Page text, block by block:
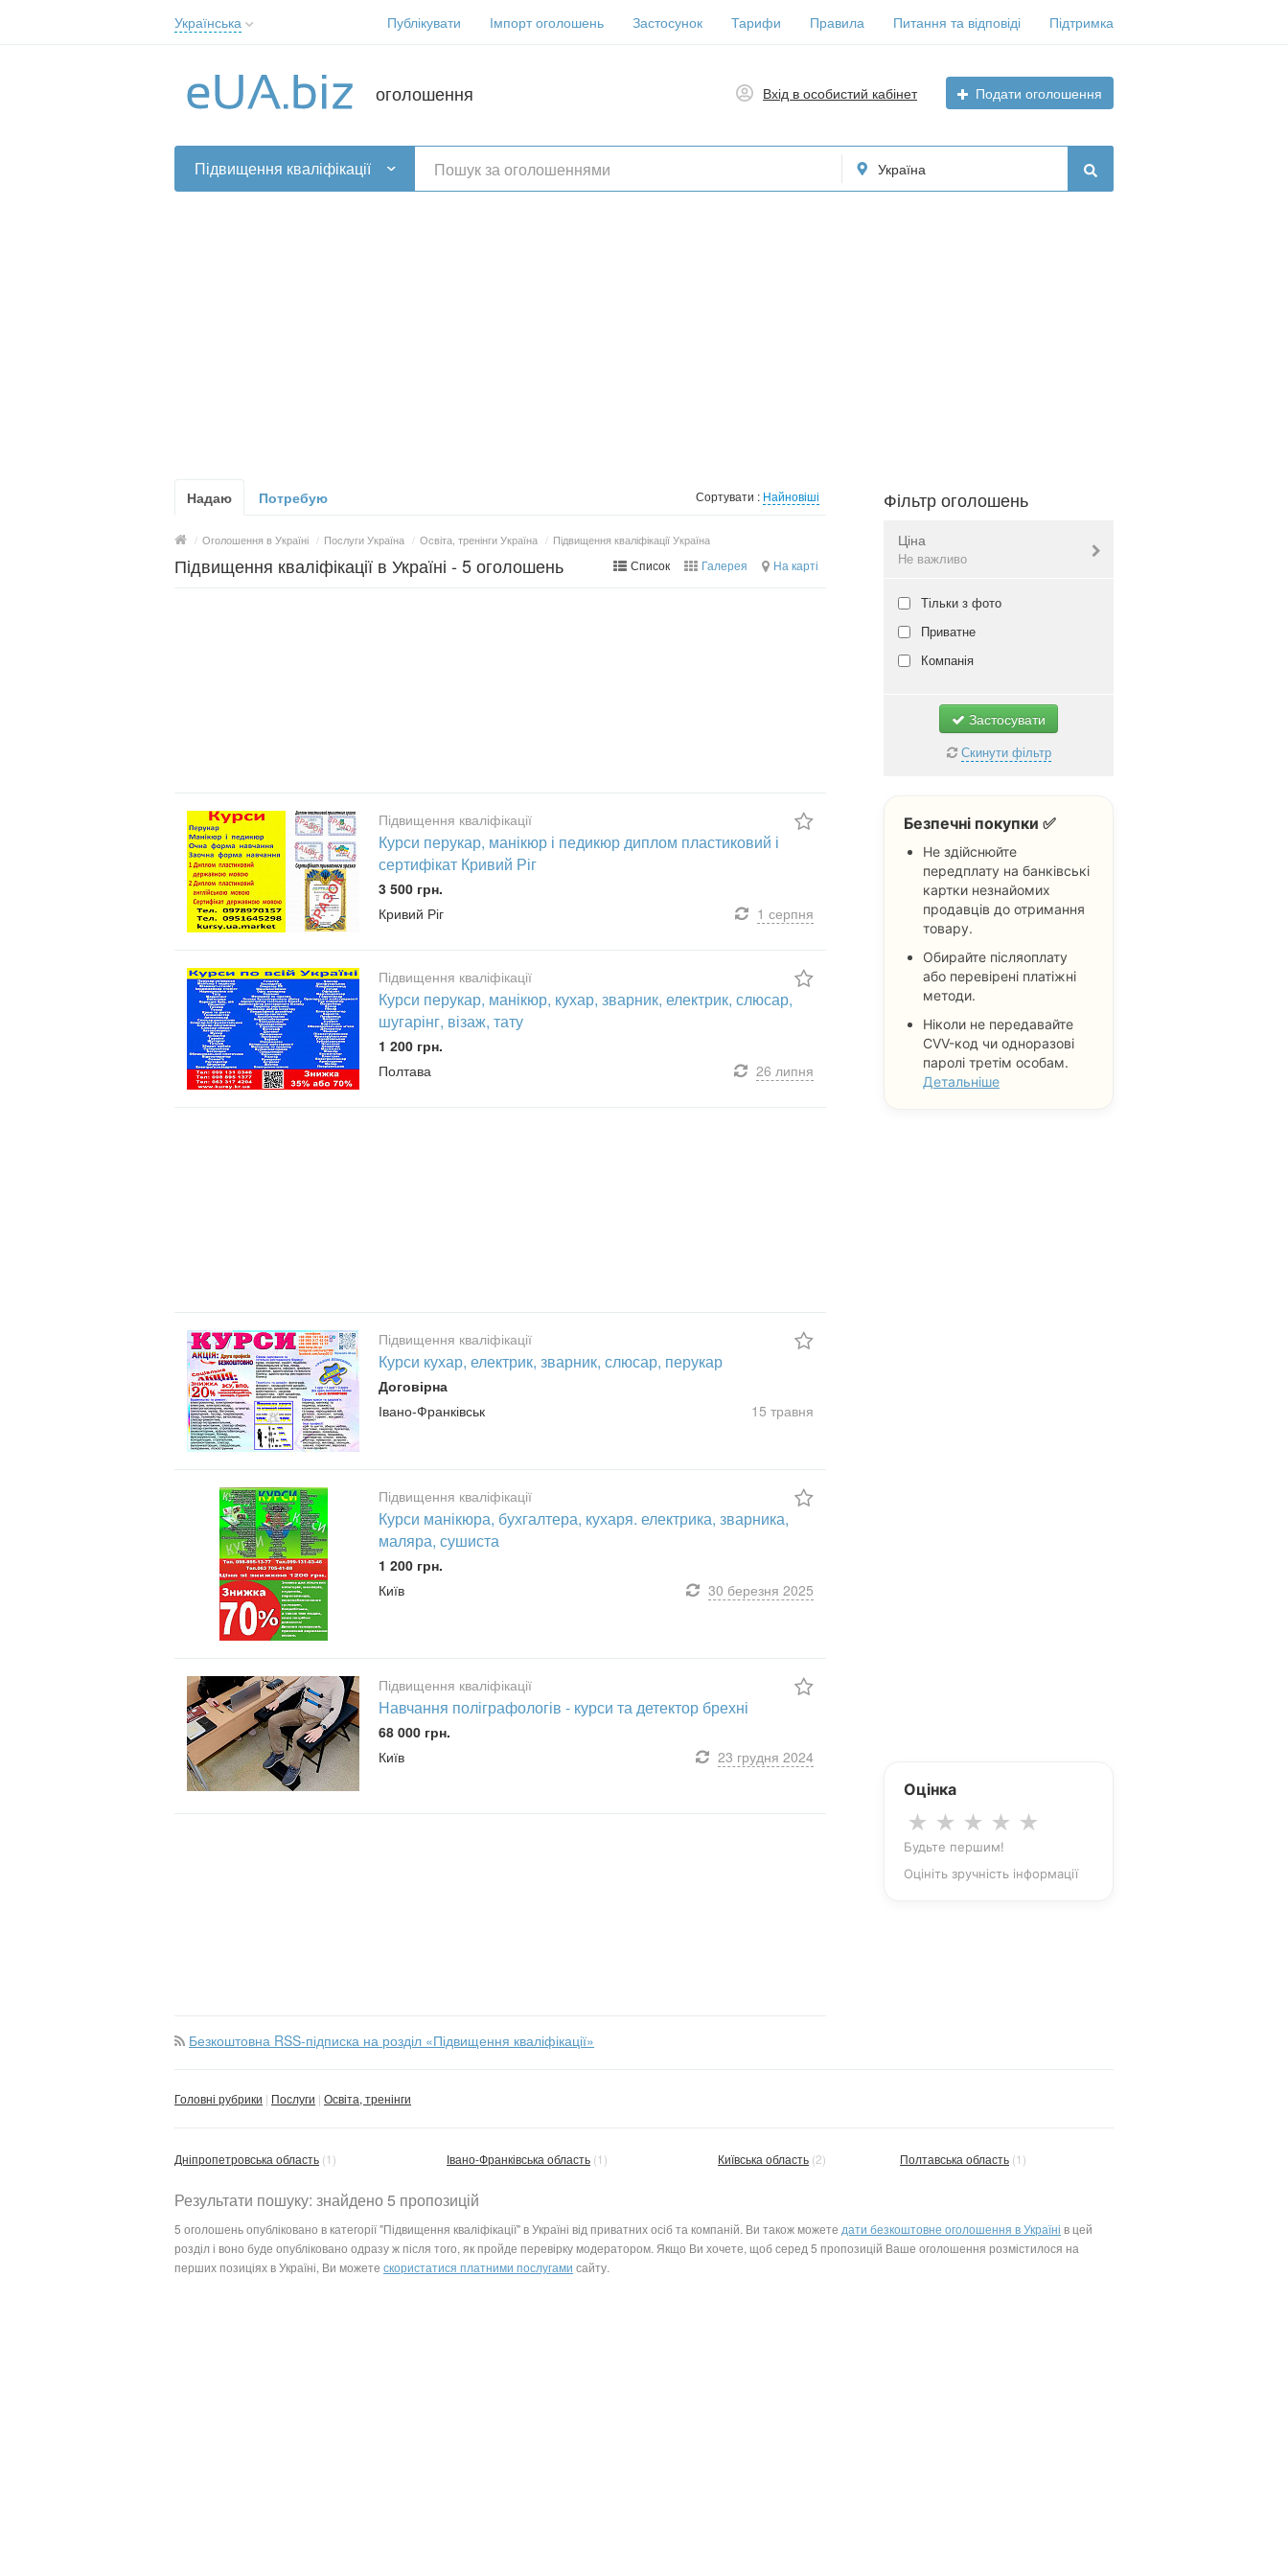
Українська
Українська
Публікувати Імпорт оголошень Застосунок Тарифи Правила Питання та відповіді Підтримка
оголошення Вхід в особистий кабінет Подати оголошення
Підвищення кваліфікації Україна
Надаю Потребую Сортувати : Найновіші
/ Оголошення в Україні / Послуги Україна / Освіта, тренінги Україна / Підвищення кваліфікації Україна
Підвищення кваліфікації в Україні - 5 оголошень Список Галерея На карті
Підвищення кваліфікації
Курси перукар, манікюр і педикюр диплом пластиковий і
сертифікат Кривий Ріг
3 500 грн.
Кривий Ріг
1 серпня
Підвищення кваліфікації
Курси перукар, манікюр, кухар, зварник, електрик, слюсар,
шугарінг, візаж, тату
1 200 грн.
Полтава
26 липня
Підвищення кваліфікації
Курси кухар, електрик, зварник, слюсар, перукар
Договірна
Івано-Франківськ
15 травня
Підвищення кваліфікації
Курси манікюра, бухгалтера, кухаря. електрика, зварника,
маляра, сушиста
1 200 грн.
Київ
30 березня 2025
Підвищення кваліфікації
Навчання поліграфологів - курси та детектор брехні
68 000 грн.
Київ
23 грудня 2024
Безкоштовна RSS-підписка на розділ «Підвищення кваліфікації»
Фільтр оголошень
Ціна
Не важливо
Валюта:грн.
Тільки з фото
Приватне
Компанія
Застосувати
Скинути фільтр
Безпечні покупки ✅
Не здійснюйте
передплату на банківські
картки незнайомих
продавців до отримання
товару.
Обирайте післяоплату
або перевірені платіжні
методи.
Ніколи не передавайте
CVV-код чи одноразові
паролі третім особам.
Детальніше
Оцінка
★ ★ ★ ★ ★
Будьте першим!
Оцініть зручність інформації
Головні рубрики Послуги Освіта, тренінги
Дніпропетровська область (1) Івано-Франківська область (1) Київська область (2) Полтавська область (1)
Результати пошуку: знайдено 5 пропозицій
5 оголошень опубліковано в категорії "Підвищення кваліфікації" в Україні від приватних осіб та компаній. Ви також можете дати безкоштовне оголошення в Україні в цей
розділ і воно буде опубліковано одразу ж після того, як пройде перевірку модератором. Якщо Ви хочете, щоб серед 5 пропозицій Ваше оголошення розмістилося на
перших позиціях в Україні, Ви можете скористатися платними послугами сайту.